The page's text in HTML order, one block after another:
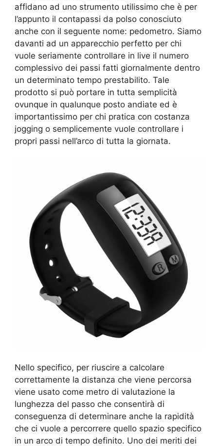
affidano ad uno strumento utilissimo che è per
l’appunto il contapassi da polso conosciuto
anche con il seguente nome: pedometro. Siamo
davanti ad un apparecchio perfetto per chi
vuole seriamente controllare in live il numero
complessivo dei passi fatti giornalmente dentro
un determinato tempo prestabilito. Tale
prodotto si può portare in tutta semplicità
ovunque in qualunque posto andiate ed è
importantissimo per chi pratica con costanza
jogging o semplicemente vuole controllare i
propri passi nell’arco di tutta la giornata.
Nello specifico, per riuscire a calcolare
correttamente la distanza che viene percorsa
viene usato come metro di valutazione la
lunghezza del passo che consentirà di
conseguenza di determinare anche la rapidità
che ci vuole a percorrere quello spazio specifico
in un arco di tempo definito. Uno dei meriti dei